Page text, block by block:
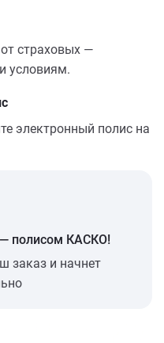
страховых —
условиям.
электронный полис на
полисом КАСКО!
заказ и начнет